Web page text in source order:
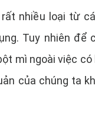
nhiều loại từ
Tuy nhiên để
mì ngoài việc
chúng ta khi làm
cách bảo quản